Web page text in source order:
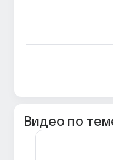
Видео по